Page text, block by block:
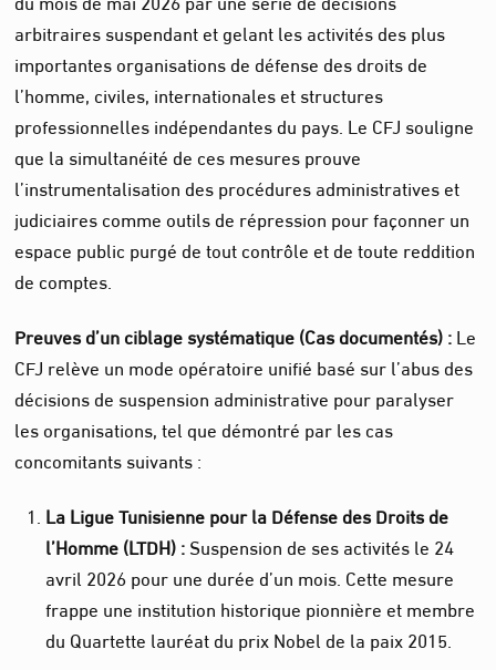
arbitraires suspendant et gelant les activités des plus
importantes organisations de défense des droits de
l’homme, civiles, internationales et structures
professionnelles indépendantes du pays. Le CFJ souligne
que la simultanéité de ces mesures prouve
l’instrumentalisation des procédures administratives et
judiciaires comme outils de répression pour façonner un
espace public purgé de tout contrôle et de toute reddition
de comptes.
Preuves d’un ciblage systématique (Cas documentés) :Le
CFJ relève un mode opératoire unifié basé sur l’abus des
décisions de suspension administrative pour paralyser
les organisations, tel que démontré par les cas
concomitants suivants :
La Ligue Tunisienne pour la Défense des Droits de
l’Homme (LTDH) :Suspension de ses activités le 24
avril 2026 pour une durée d’un mois. Cette mesure
frappe une institution historique pionnière et membre
du Quartette lauréat du prix Nobel de la paix 2015.